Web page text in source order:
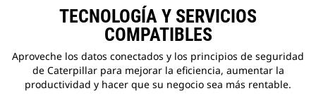
TECNOLOGÍA Y SERVICIOS
COMPATIBLES
Aproveche los datos conectados y los principios de seguridad
de Caterpillar para mejorar la eficiencia, aumentar la
productividad y hacer que su negocio sea más rentable.